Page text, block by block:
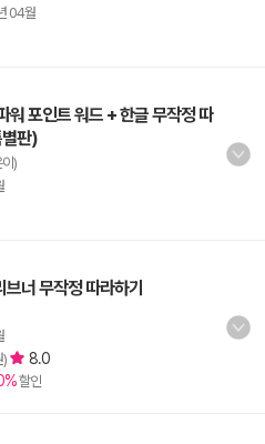
04월
워 포인트 워드 + 한글 무작정 따
별판)
)
너 무작정 따라하기
) 8.0
할인